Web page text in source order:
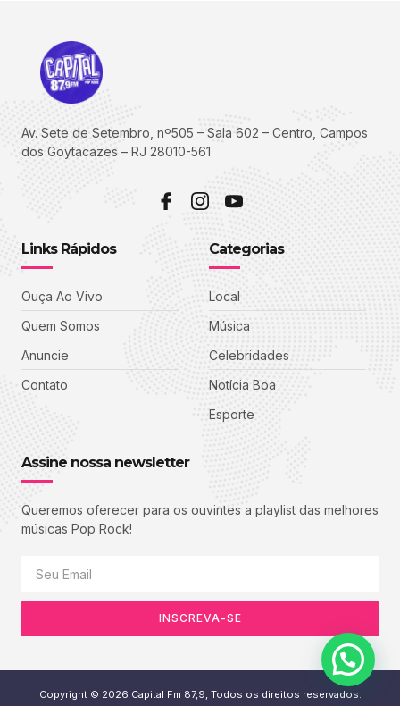
Av. Sete de Setembro, nº505 – Sala 602 – Centro, Campos
dos Goytacazes – RJ 28010-561
Links Rápidos
Ouça Ao Vivo
Quem Somos
Anuncie
Contato
Categorias
Local
Música
Celebridades
Notícia Boa
Esporte
Assine nossa newsletter
Queremos oferecer para os ouvintes a playlist das melhores
músicas Pop Rock!
INSCREVA-SE
Copyright © 2026 Capital Fm 87,9, Todos os direitos reservados.